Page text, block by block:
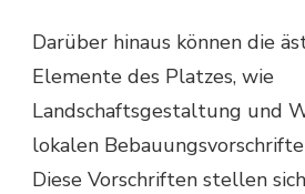
Darüber hinaus können die
Elemente des Platzes, wie
Landschaftsgestaltung und
lokalen
Diese Vorschriften stellen